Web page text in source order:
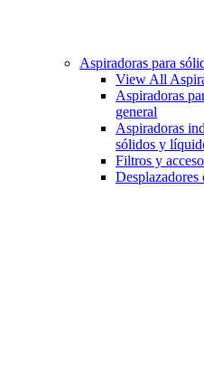
Aspiradoras para
View All
Aspiradoras
general
Aspiradoras
sólidos y
Filtros y
Desplazadores